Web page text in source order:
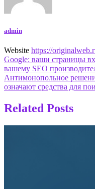
admin
Website https://
Навигация
по
записям
Google: ваши страницы
вашему SEO
Антимонопольное
означают средства для
Related Posts